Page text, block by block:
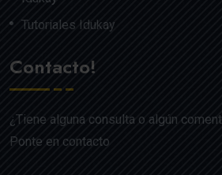
Tutoriales Idukay
Contacto!
¿Tiene alguna consulta o algún
Ponte en contacto